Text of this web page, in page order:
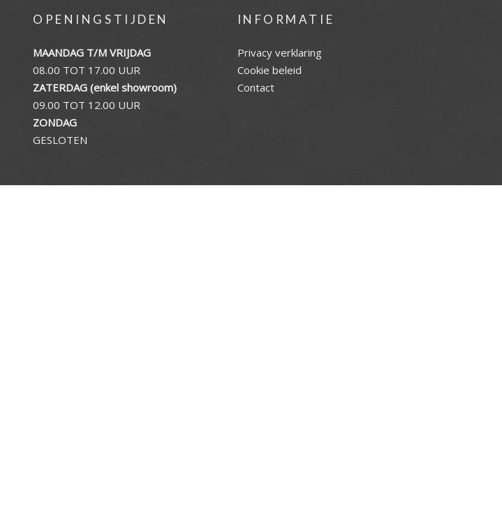
OPENINGSTIJDEN
MAANDAG T/M VRIJDAG
08.00 TOT 17.00 UUR
ZATERDAG (enkel showroom)
09.00 TOT 12.00 UUR
ZONDAG
GESLOTEN
INFORMATIE
Privacy verklaring
Cookie beleid
Contact